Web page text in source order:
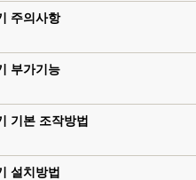
주의사항
부가기능
기본 조작방법
설치방법